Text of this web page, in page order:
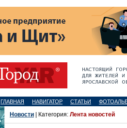
ГЛАВНАЯ НАВИГАТОР СТАТЬИ
Новости | Категория: Лента новостей